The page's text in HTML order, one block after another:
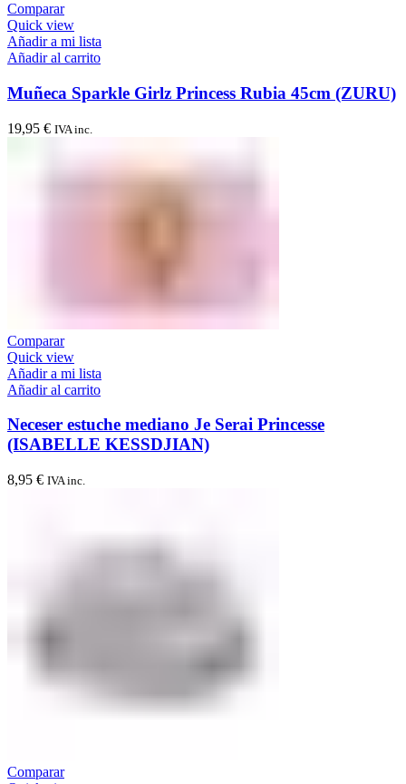
Comparar
Quick view
Añadir a mi lista
Añadir al carrito
Muñeca Sparkle Girlz Princess Rubia 45cm (ZURU)
19,95 € IVA inc.
Comparar
Quick view
Añadir a mi lista
Añadir al carrito
Neceser estuche mediano Je Serai Princesse
(ISABELLE KESSDJIAN)
8,95 € IVA inc.
Comparar